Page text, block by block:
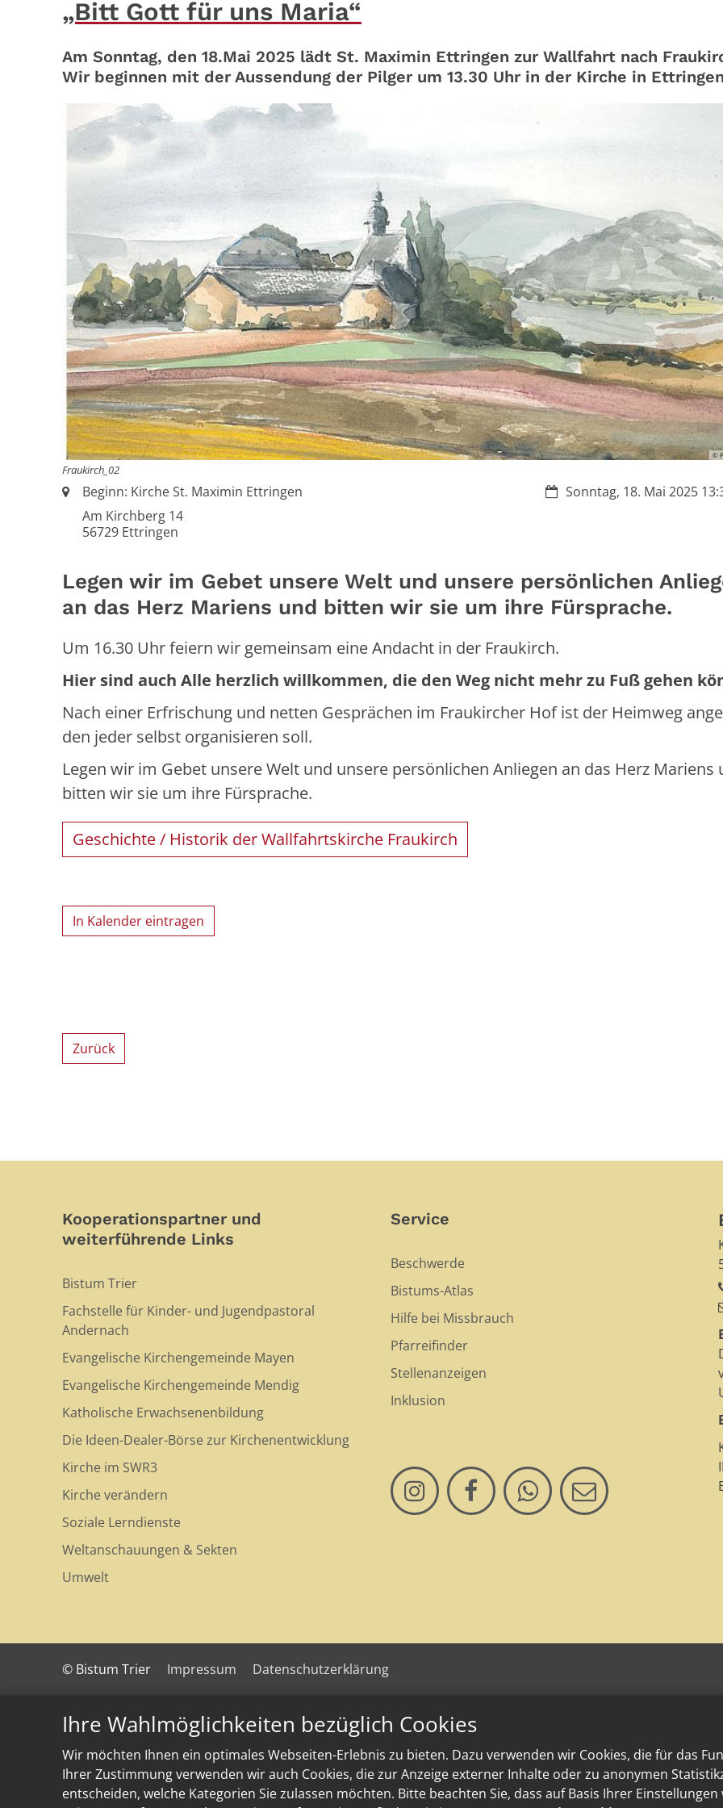
Ihre Wahlmöglichkeiten bezüglich Cookies
Wir möchten Ihnen ein optimales Webseiten-Erlebnis zu bieten. Dazu verwenden wir Cookies, die für das
Ihrer Zustimmung verwenden wir auch Cookies, die zur Anzeige externer Inhalte oder zu anonymen
entscheiden, welche Kategorien Sie zulassen möchten. Bitte beachten Sie, dass auf Basis Ihrer
„Bitt Gott für uns Maria“
Am Sonntag, den 18.Mai 2025 lädt St. Maximin Ettringen zur Wallfahrt nach
Wir beginnen mit der Aussendung der Pilger um 13.30 Uhr in der Kirche in Ettringen
©
Fraukirch_02
Datum:Sonntag, 18. Mai 2025
Ort:Beginn: Kirche St. Maximin Ettringen
Am Kirchberg 14
56729 Ettringen
Legen wir im Gebet unsere Welt und unsere persönlichen
an das Herz Mariens und bitten wir sie um ihre Fürsprache.
Um 16.30 Uhr feiern wir gemeinsam eine Andacht in der Fraukirch.
Hier sind auch Alle herzlich willkommen, die den Weg nicht mehr zu Fuß gehen
Nach einer Erfrischung und netten Gesprächen im Fraukircher Hof ist der Heimweg
den jeder selbst organisieren soll.
Legen wir im Gebet unsere Welt und unsere persönlichen Anliegen an das Herz Mariens
bitten wir sie um ihre Fürsprache.
Geschichte / Historik der Wallfahrtskirche Fraukirch
In Kalender eintragen
Zurück
Kooperationspartner und
weiterführende Links
Bistum Trier
Fachstelle für Kinder- und Jugendpastoral
Andernach
Evangelische Kirchengemeinde Mayen
Evangelische Kirchengemeinde Mendig
Katholische Erwachsenenbildung
Die Ideen-Dealer-Börse zur Kirchenentwicklung
Kirche im SWR3
Kirche verändern
Soziale Lerndienste
Weltanschauungen & Sekten
Umwelt
Service
Beschwerde
Bistums-Atlas
Hilfe bei Missbrauch
Pfarreifinder
Stellenanzeigen
Inklusion
© Bistum Trier Impressum Datenschutzerklärung